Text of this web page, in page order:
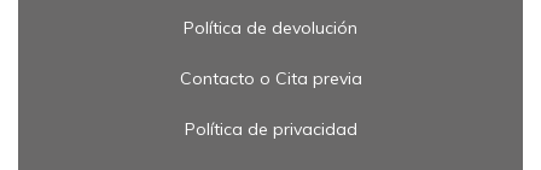
Política de devolución
Contacto o Cita previa
Política de privacidad